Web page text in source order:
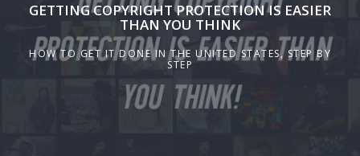
GETTING COPYRIGHT PROTECTION IS EASIER
THAN YOU THINK
HOW TO GET IT DONE IN THE UNITED STATES, STEP BY
STEP